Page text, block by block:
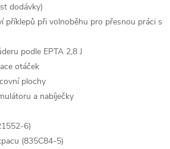
dodávky)
příklepů při volnoběhu pro přesnou práci s
podle EPTA 2,8 J
otáček
plochy
a nabíječky
6)
(835C84-5)